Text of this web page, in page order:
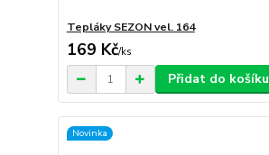
Tepláky SEZON vel. 164
169 Kč/ks
Přidat do košíku
Novinka